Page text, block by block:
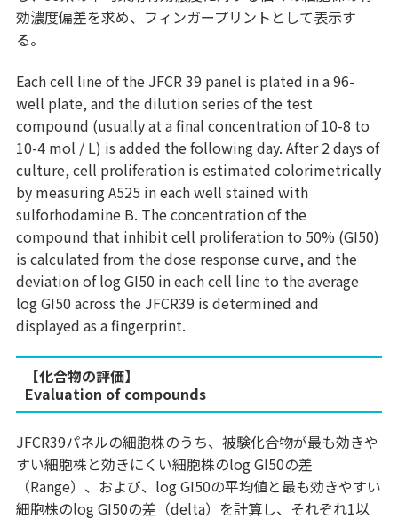
効濃度偏差を求め、フィンガープリントとして表示す
る。
Each cell line of the JFCR 39 panel is plated in a 96-
well plate, and the dilution series of the test
compound (usually at a final concentration of 10-8 to
10-4 mol / L) is added the following day. After 2 days of
culture, cell proliferation is estimated colorimetrically
by measuring A525 in each well stained with
sulforhodamine B. The concentration of the
compound that inhibit cell proliferation to 50% (GI50)
is calculated from the dose response curve, and the
deviation of log GI50 in each cell line to the average
log GI50 across the JFCR39 is determined and
displayed as a fingerprint.
【化合物の評価】
Evaluation of compounds
JFCR39パネルの細胞株のうち、被験化合物が最も効きや
すい細胞株と効きにくい細胞株のlog GI50の差
（Range）、および、log GI50の平均値と最も効きやすい
細胞株のlog GI50の差（delta）を計算し、それぞれ1以